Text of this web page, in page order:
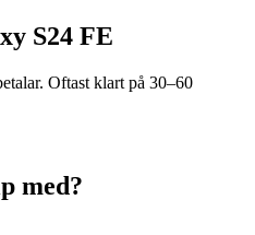
S24 FE
Oftast klart på 30–60
med?